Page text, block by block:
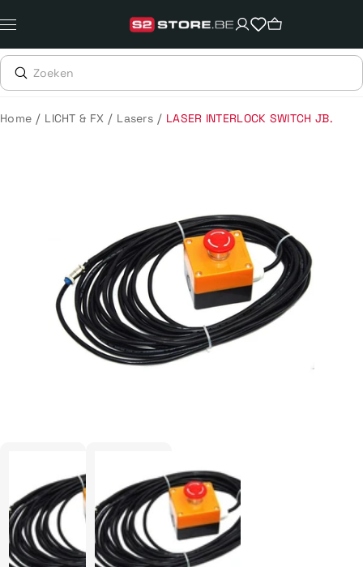
naar
content
Home / LICHT & FX / Lasers / LASER INTERLOCK SWITCH JB.